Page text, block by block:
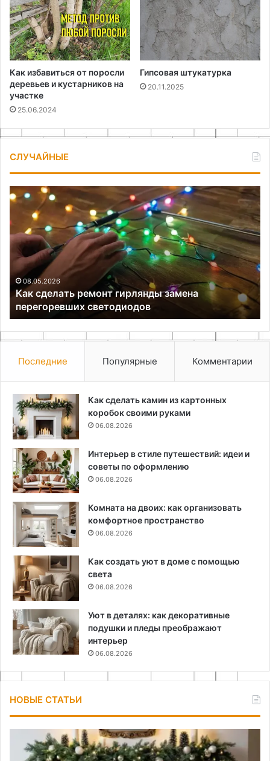
Как избавиться от поросли
деревьев и кустарников на
участке
25.06.2024
Гипсовая штукатурка
20.11.2025
СЛУЧАЙНЫЕ
Как
сделать
ремонт
гирлянды
замена
перегоревших
светодиодов
08.05.2026
Как сделать ремонт гирлянды замена
перегоревших светодиодов
Последние Популярные Комментарии
Как сделать камин из картонных
коробок своими руками
06.08.2026
Интерьер в стиле путешествий: идеи и
советы по оформлению
06.08.2026
Комната на двоих: как организовать
комфортное пространство
06.08.2026
Как создать уют в доме с помощью
света
06.08.2026
Уют в деталях: как декоративные
подушки и пледы преображают
интерьер
06.08.2026
НОВЫЕ СТАТЬИ